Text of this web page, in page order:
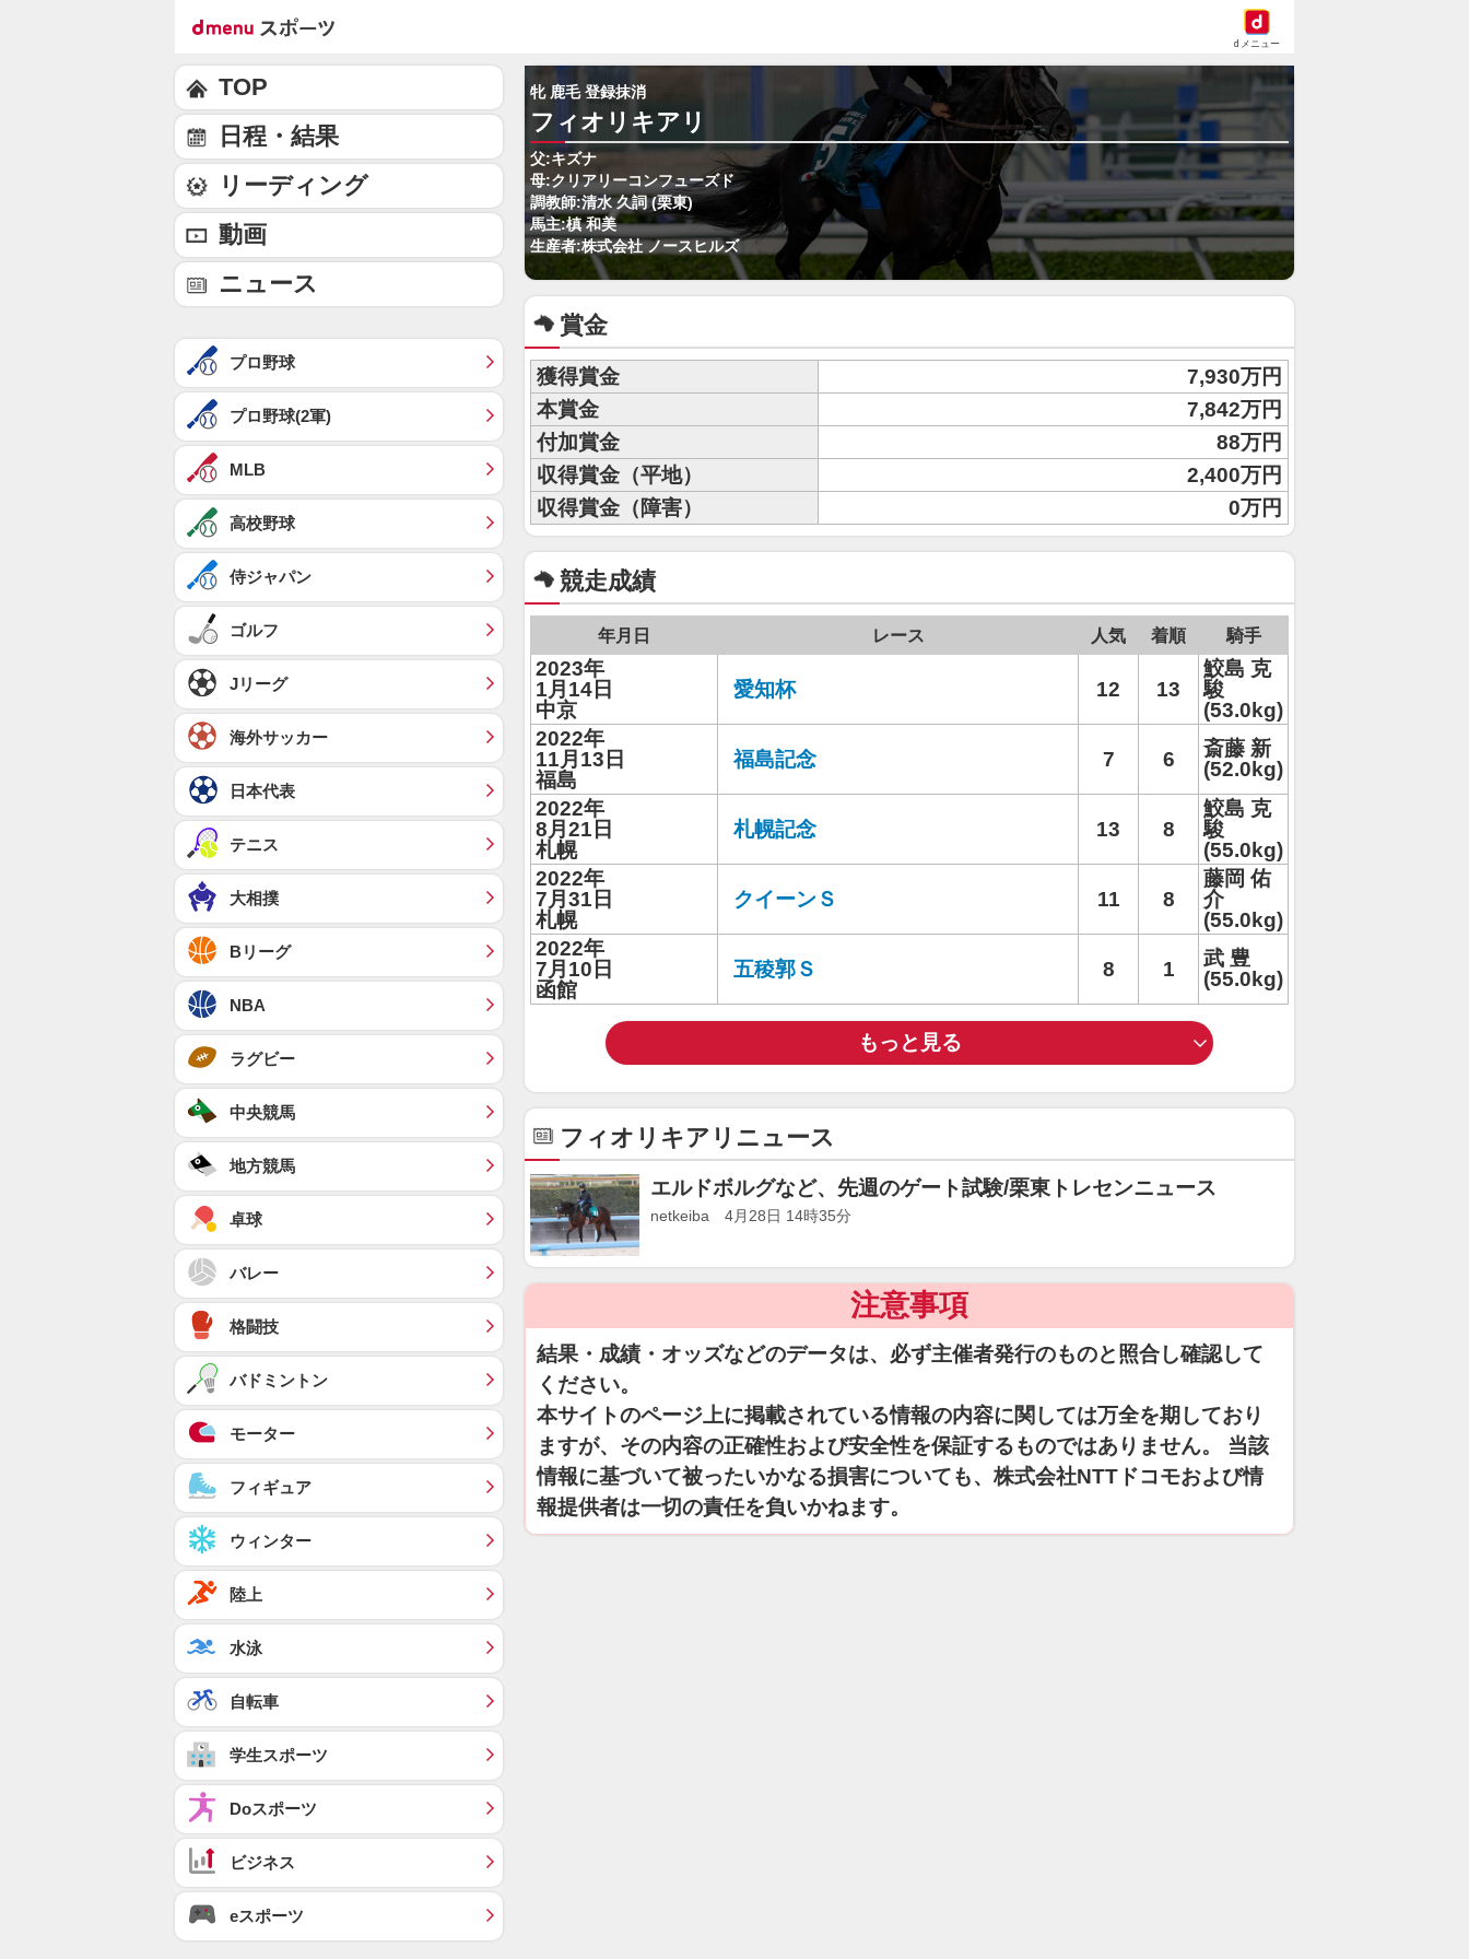
dメニュー
牝 鹿毛 登録抹消
フィオリキアリ
父:キズナ
母:クリアリーコンフューズド
調教師:清水 久詞 (栗東)
馬主:槙 和美
生産者:株式会社 ノースヒルズ
賞金
獲得賞金
7,930万円
本賞金
7,842万円
付加賞金
88万円
収得賞金（平地）
2,400万円
収得賞金（障害）
0万円
競走成績
年月日 レース 人気 着順 騎手
2023年
1月14日
中京
愛知杯 12 13
鮫島 克
駿
(53.0kg)
2022年
11月13日
福島
福島記念 7 6
斎藤 新
(52.0kg)
2022年
8月21日
札幌
札幌記念 13 8
鮫島 克
駿
(55.0kg)
2022年
7月31日
札幌
クイーンＳ 11 8
藤岡 佑
介
(55.0kg)
2022年
7月10日
函館
五稜郭Ｓ 8 1
武 豊
(55.0kg)
もっと見る
フィオリキアリニュース
エルドボルグなど、先週のゲート試験/栗東トレセンニュース
netkeiba 4月28日 14時35分
注意事項
結果・成績・オッズなどのデータは、必ず主催者発行のものと照合し確認して
ください。
本サイトのページ上に掲載されている情報の内容に関しては万全を期しており
ますが、その内容の正確性および安全性を保証するものではありません。 当該
情報に基づいて被ったいかなる損害についても、株式会社NTTドコモおよび情
報提供者は一切の責任を負いかねます。
TOP
日程・結果
リーディング
動画
ニュース
プロ野球
プロ野球(2軍)
MLB
高校野球
侍ジャパン
ゴルフ
Jリーグ
海外サッカー
日本代表
テニス
大相撲
Bリーグ
NBA
ラグビー
中央競馬
地方競馬
卓球
バレー
格闘技
バドミントン
モーター
フィギュア
ウィンター
陸上
水泳
自転車
学生スポーツ
Doスポーツ
ビジネス
eスポーツ